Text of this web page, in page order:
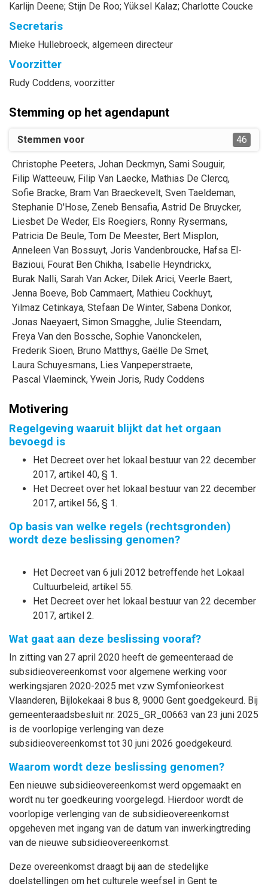
Karlijn Deene; Stijn De Roo; Yüksel Kalaz; Charlotte Coucke
Secretaris
Mieke Hullebroeck, algemeen directeur
Voorzitter
Rudy Coddens, voorzitter
Stemming op het agendapunt
Stemmen voor 46
Christophe Peeters, Johan Deckmyn, Sami Souguir,
Filip Watteeuw, Filip Van Laecke, Mathias De Clercq,
Sofie Bracke, Bram Van Braeckevelt, Sven Taeldeman,
Stephanie D'Hose, Zeneb Bensafia, Astrid De Bruycker,
Liesbet De Weder, Els Roegiers, Ronny Rysermans,
Patricia De Beule, Tom De Meester, Bert Misplon,
Anneleen Van Bossuyt, Joris Vandenbroucke, Hafsa El-
Bazioui, Fourat Ben Chikha, Isabelle Heyndrickx,
Burak Nalli, Sarah Van Acker, Dilek Arici, Veerle Baert,
Jenna Boeve, Bob Cammaert, Mathieu Cockhuyt,
Yilmaz Cetinkaya, Stefaan De Winter, Sabena Donkor,
Jonas Naeyaert, Simon Smagghe, Julie Steendam,
Freya Van den Bossche, Sophie Vanonckelen,
Frederik Sioen, Bruno Matthys, Gaëlle De Smet,
Laura Schuyesmans, Lies Vanpeperstraete,
Pascal Vlaeminck, Ywein Joris, Rudy Coddens
Motivering
Regelgeving waaruit blijkt dat het orgaan
bevoegd is
Het Decreet over het lokaal bestuur van 22 december
2017, artikel 40, § 1.
Het Decreet over het lokaal bestuur van 22 december
2017, artikel 56, § 1.
Op basis van welke regels (rechtsgronden)
wordt deze beslissing genomen?
Het Decreet van 6 juli 2012 betreffende het Lokaal
Cultuurbeleid, artikel 55.
Het Decreet over het lokaal bestuur van 22 december
2017, artikel 2.
Wat gaat aan deze beslissing vooraf?
In zitting van 27 april 2020 heeft de gemeenteraad de
subsidieovereenkomst voor algemene werking voor
werkingsjaren 2020-2025 met vzw Symfonieorkest
Vlaanderen, Bijlokekaai 8 bus 8, 9000 Gent goedgekeurd. Bij
gemeenteraadsbesluit nr. 2025_GR_00663 van 23 juni 2025
is de voorlopige verlenging van deze
subsidieovereenkomst tot 30 juni 2026 goedgekeurd.
Waarom wordt deze beslissing genomen?
Een nieuwe subsidieovereenkomst werd opgemaakt en
wordt nu ter goedkeuring voorgelegd. Hierdoor wordt de
voorlopige verlenging van de subsidieovereenkomst
opgeheven met ingang van de datum van inwerkingtreding
van de nieuwe subsidieovereenkomst.
Deze overeenkomst draagt bij aan de stedelijke
doelstellingen om het culturele weefsel in Gent te